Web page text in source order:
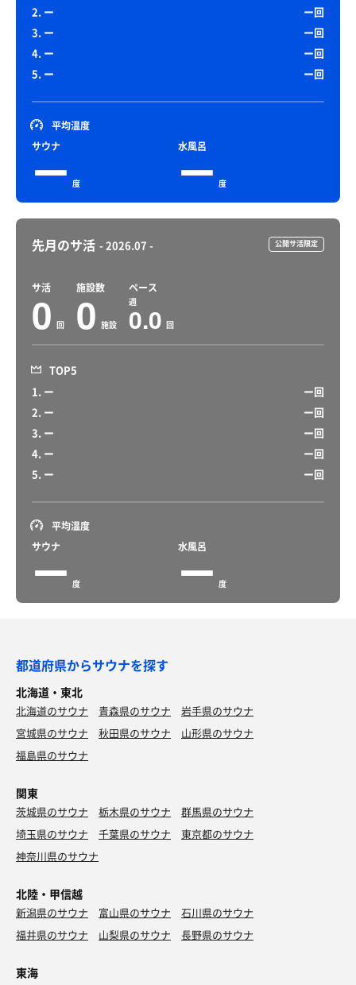
2. ー
ー回
3. ー
ー回
4. ー
ー回
5. ー
ー回
平均温度
サウナ
ー 度
水風呂
ー 度
先月のサ活 - 2026.07 - 公開サ活限定
サ活
0 回
施設数
0 施設
ペース
週
0.0 回
TOP5
1. ー
ー回
2. ー
ー回
3. ー
ー回
4. ー
ー回
5. ー
ー回
平均温度
サウナ
ー 度
水風呂
ー 度
都道府県からサウナを探す
北海道・東北
北海道のサウナ 青森県のサウナ
岩手県のサウナ
宮城県のサウナ
秋田県のサウナ
山形県のサウナ
福島県のサウナ
関東
茨城県のサウナ 栃木県のサウナ
群馬県のサウナ
埼玉県のサウナ
千葉県のサウナ
東京都のサウナ
神奈川県のサウナ
北陸・甲信越
新潟県のサウナ 富山県のサウナ
石川県のサウナ
福井県のサウナ
山梨県のサウナ 長野県のサウナ
東海